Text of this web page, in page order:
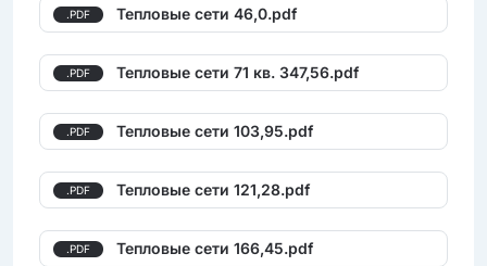
.PDF Тепловые сети 46,0.pdf
.PDF Тепловые сети 71 кв. 347,56.pdf
.PDF Тепловые сети 103,95.pdf
.PDF Тепловые сети 121,28.pdf
.PDF Тепловые сети 166,45.pdf